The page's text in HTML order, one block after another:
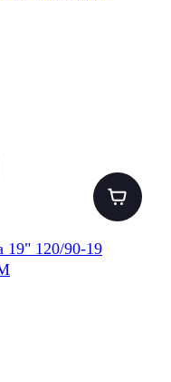
120/90-19